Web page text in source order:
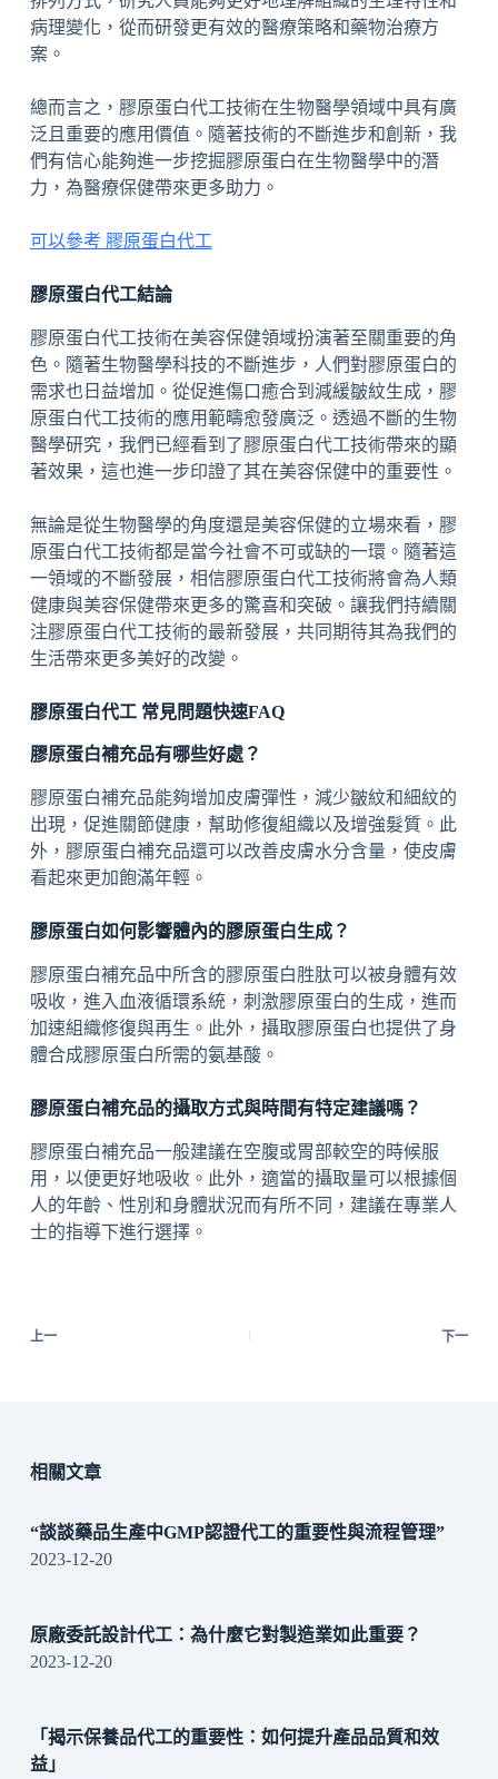
病理變化，從而研發更有效的醫療策略和藥物治療方
案。
總而言之，膠原蛋白代工技術在生物醫學領域中具有廣
泛且重要的應用價值。隨著技術的不斷進步和創新，我
們有信心能夠進一步挖掘膠原蛋白在生物醫學中的潛
力，為醫療保健帶來更多助力。
可以參考 膠原蛋白代工
膠原蛋白代工結論
膠原蛋白代工技術在美容保健領域扮演著至關重要的角
色。隨著生物醫學科技的不斷進步，人們對膠原蛋白的
需求也日益增加。從促進傷口癒合到減緩皺紋生成，膠
原蛋白代工技術的應用範疇愈發廣泛。透過不斷的生物
醫學研究，我們已經看到了膠原蛋白代工技術帶來的顯
著效果，這也進一步印證了其在美容保健中的重要性。
無論是從生物醫學的角度還是美容保健的立場來看，膠
原蛋白代工技術都是當今社會不可或缺的一環。隨著這
一領域的不斷發展，相信膠原蛋白代工技術將會為人類
健康與美容保健帶來更多的驚喜和突破。讓我們持續關
注膠原蛋白代工技術的最新發展，共同期待其為我們的
生活帶來更多美好的改變。
膠原蛋白代工 常見問題快速FAQ
膠原蛋白補充品有哪些好處？
膠原蛋白補充品能夠增加皮膚彈性，減少皺紋和細紋的
出現，促進關節健康，幫助修復組織以及增強髮質。此
外，膠原蛋白補充品還可以改善皮膚水分含量，使皮膚
看起來更加飽滿年輕。
膠原蛋白如何影響體內的膠原蛋白生成？
膠原蛋白補充品中所含的膠原蛋白胜肽可以被身體有效
吸收，進入血液循環系統，刺激膠原蛋白的生成，進而
加速組織修復與再生。此外，攝取膠原蛋白也提供了身
體合成膠原蛋白所需的氨基酸。
膠原蛋白補充品的攝取方式與時間有特定建議嗎？
膠原蛋白補充品一般建議在空腹或胃部較空的時候服
用，以便更好地吸收。此外，適當的攝取量可以根據個
人的年齡、性別和身體狀況而有所不同，建議在專業人
士的指導下進行選擇。
上一 下一
相關文章
“談談藥品生產中GMP認證代工的重要性與流程管理”
2023-12-20
原廠委託設計代工：為什麼它對製造業如此重要？
2023-12-20
「揭示保養品代工的重要性：如何提升產品品質和效
益」